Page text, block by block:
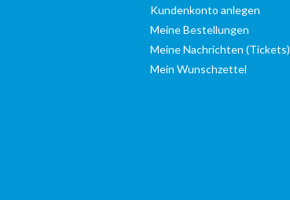
Kundenkonto anlegen
Meine Bestellungen
Meine Nachrichten (Tickets)
Mein Wunschzettel